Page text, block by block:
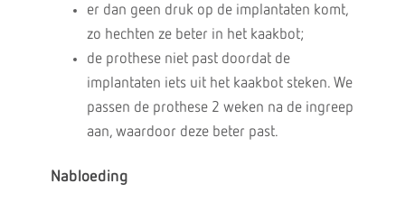
er dan geen druk op de implantaten komt,
zo hechten ze beter in het kaakbot;
de prothese niet past doordat de
implantaten iets uit het kaakbot steken. We
passen de prothese 2 weken na de ingreep
aan, waardoor deze beter past.
Nabloeding